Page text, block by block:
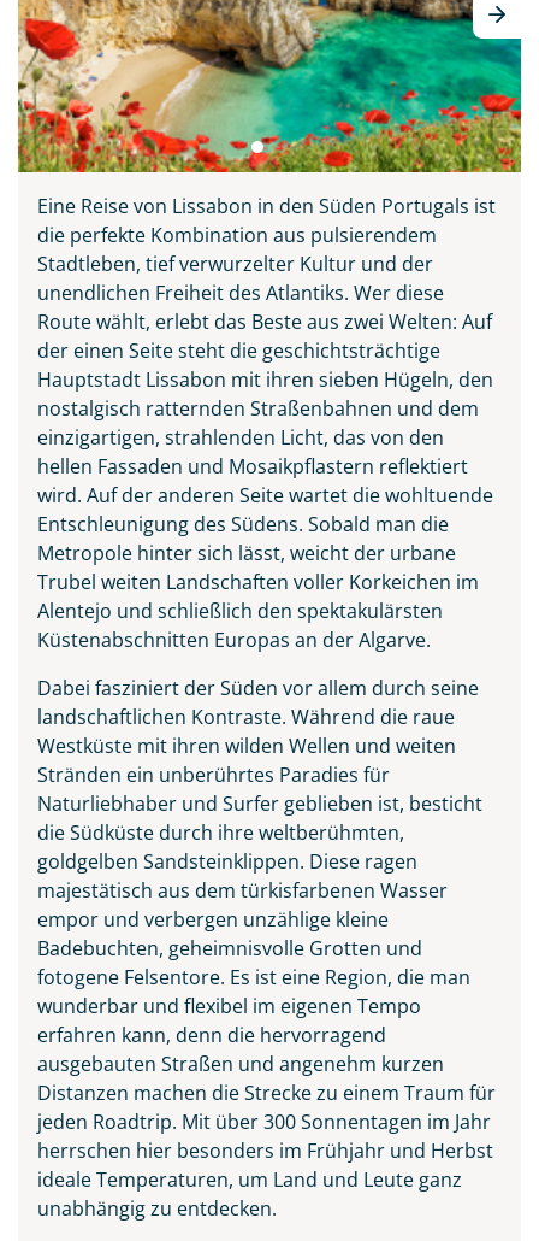
Eine Reise von Lissabon in den Süden Portugals ist
die perfekte Kombination aus pulsierendem
Stadtleben, tief verwurzelter Kultur und der
unendlichen Freiheit des Atlantiks. Wer diese
Route wählt, erlebt das Beste aus zwei Welten: Auf
der einen Seite steht die geschichtsträchtige
Hauptstadt Lissabon mit ihren sieben Hügeln, den
nostalgisch ratternden Straßenbahnen und dem
einzigartigen, strahlenden Licht, das von den
hellen Fassaden und Mosaikpflastern reflektiert
wird. Auf der anderen Seite wartet die wohltuende
Entschleunigung des Südens. Sobald man die
Metropole hinter sich lässt, weicht der urbane
Trubel weiten Landschaften voller Korkeichen im
Alentejo und schließlich den spektakulärsten
Küstenabschnitten Europas an der Algarve.
Dabei fasziniert der Süden vor allem durch seine
landschaftlichen Kontraste. Während die raue
Westküste mit ihren wilden Wellen und weiten
Stränden ein unberührtes Paradies für
Naturliebhaber und Surfer geblieben ist, besticht
die Südküste durch ihre weltberühmten,
goldgelben Sandsteinklippen. Diese ragen
majestätisch aus dem türkisfarbenen Wasser
empor und verbergen unzählige kleine
Badebuchten, geheimnisvolle Grotten und
fotogene Felsentore. Es ist eine Region, die man
wunderbar und flexibel im eigenen Tempo
erfahren kann, denn die hervorragend
ausgebauten Straßen und angenehm kurzen
Distanzen machen die Strecke zu einem Traum für
jeden Roadtrip. Mit über 300 Sonnentagen im Jahr
herrschen hier besonders im Frühjahr und Herbst
ideale Temperaturen, um Land und Leute ganz
unabhängig zu entdecken.